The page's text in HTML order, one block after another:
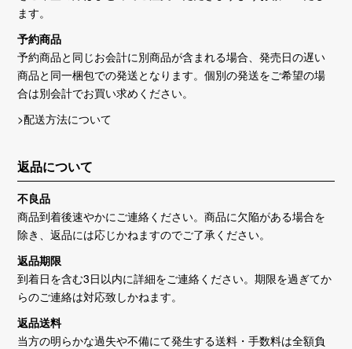
ます。
予約商品
予約商品と同じお会計に別商品が含まれる場合、発売日の遅い
商品と同一梱包での発送となります。個別の発送をご希望の場
合は別会計でお買い求めください。
>配送方法について
返品について
不良品
商品到着後速やかにご連絡ください。商品に欠陥がある場合を
除き、返品には応じかねますのでご了承ください。
返品期限
到着日を含む3日以内に詳細をご連絡ください。期限を過ぎてか
らのご連絡は対応致しかねます。
返品送料
当方の明らかな過失や不備にて発生する送料・手数料は全額負